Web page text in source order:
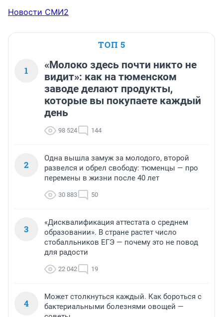
Новости СМИ2
ТОП 5
1
«Молоко здесь почти никто не
видит»: как на тюменском
заводе делают продукты,
которые вы покупаете каждый
день
98 524 144
2
Одна вышла замуж за молодого, второй
развелся и обрел свободу: тюменцы — про
перемены в жизни после 40 лет
30 883 50
3
«Дисквалификация аттестата о среднем
образовании». В стране растет число
стобалльников ЕГЭ — почему это не повод
для радости
22 042 19
4
Может столкнуться каждый. Как бороться с
бактериальными болезнями овощей —